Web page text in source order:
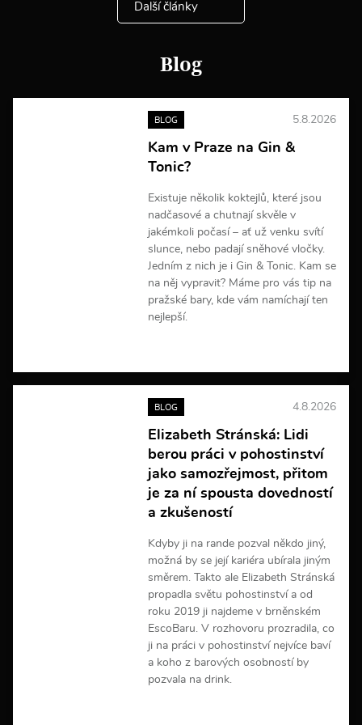
i
n
a
c
í
Další články
Blog
BLOG 5.8.2026
Kam v Praze na Gin &
Tonic?
Existuje několik koktejlů, které jsou
nadčasové a chutnají skvěle v
jakémkoli počasí – ať už venku svítí
slunce, nebo padají sněhové vločky.
Jedním z nich je i Gin & Tonic. Kam se
na něj vypravit? Máme pro vás tip na
pražské bary, kde vám namíchají ten
nejlepší.
e
i
f
o
r
a
c
BLOG 4.8.2026
Elizabeth Stránská: Lidi
berou práci v pohostinství
jako samozřejmost, přitom
je za ní spousta dovedností
a zkušeností
Kdyby ji na rande pozval někdo jiný,
možná by se její kariéra ubírala jiným
směrem. Takto ale Elizabeth Stránská
propadla světu pohostinství a od
roku 2019 ji najdeme v brněnském
EscoBaru. V rozhovoru prozradila, co
ji na práci v pohostinství nejvíce baví
a koho z barových osobností by
pozvala na drink.